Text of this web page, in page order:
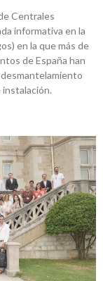
Centrales
informativa en la
en la que más de
de España han
instalación.